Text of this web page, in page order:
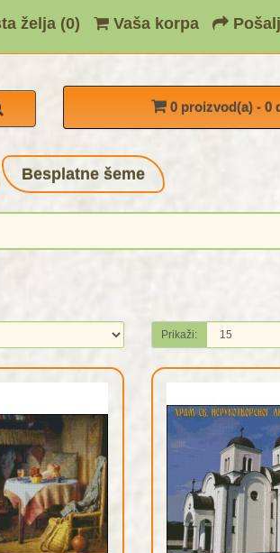
želja (0) Vaša korpa
0 proizvod(a) - 0
Besplatne šeme
Prikaži: